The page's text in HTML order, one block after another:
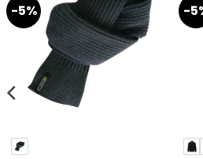
-5% -